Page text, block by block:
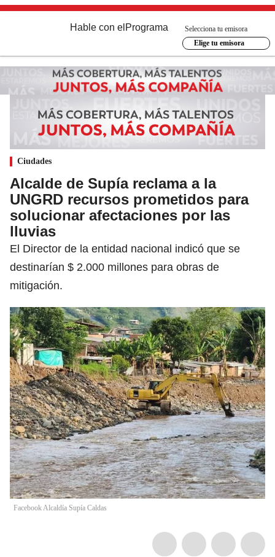
Hable con el Programa
Selecciona tu emisora
Elige tu emisora
Ciudades
Alcalde de Supía reclama a la
UNGRD recursos prometidos para
solucionar afectaciones por las
lluvias
El Director de la entidad nacional indicó que se
destinarían $ 2.000 millones para obras de
mitigación.
Facebook Alcaldía Supía Caldas